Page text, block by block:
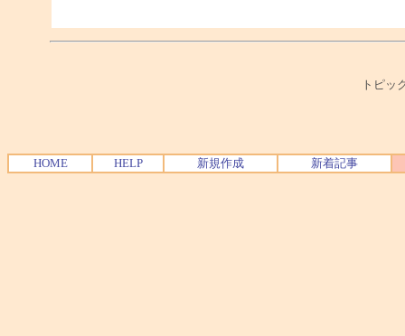
トピッ
HOME HELP 新規作成 新着記事